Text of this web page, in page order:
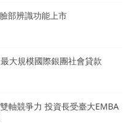
部辨識功能上市
大規模國際銀團社會貸款
軸競爭力 投資長受臺大EMBA